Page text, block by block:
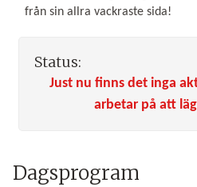
från sin allra vackraste sida!
Status:
Just nu finns det inga
arbetar på att
Dagsprogram